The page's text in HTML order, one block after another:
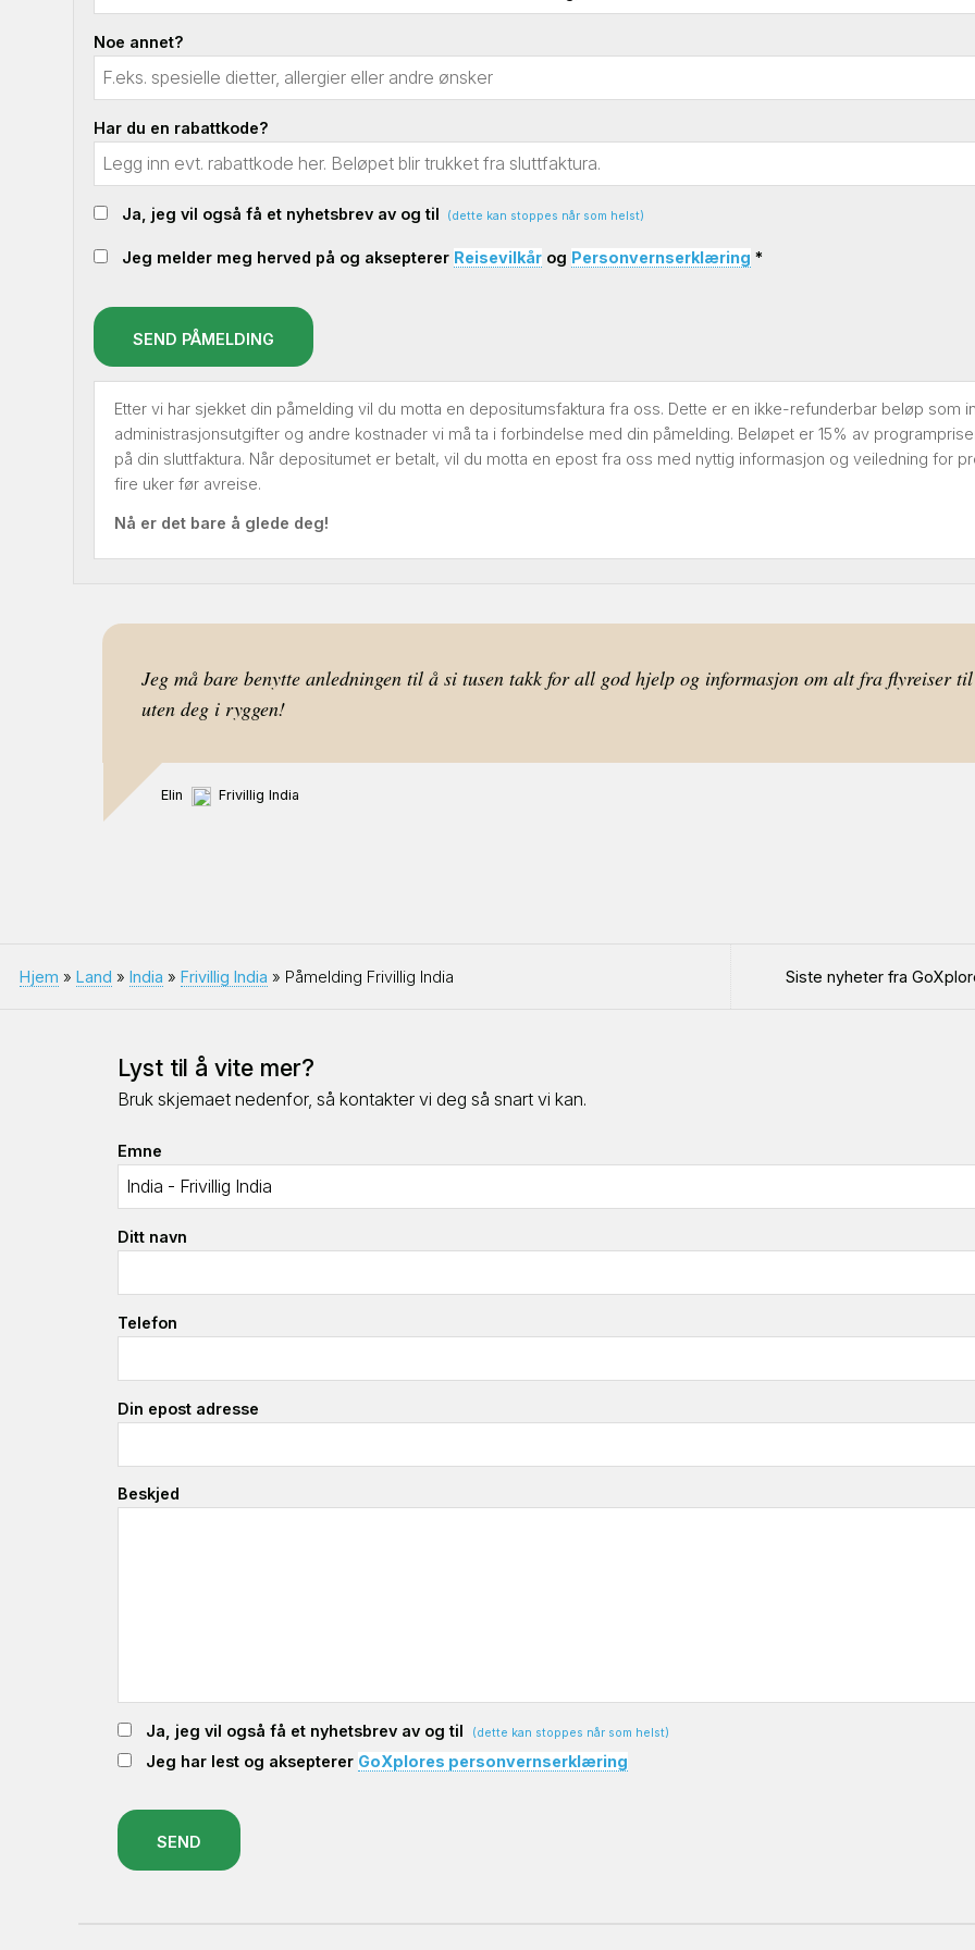
Noe annet?
Har du en rabattkode?
Ja, jeg vil også få et nyhetsbrev av og til (dette kan stoppes når som helst)
Jeg melder meg herved på og aksepterer Reisevilkår og Personvernserklæring *
SEND PÅMELDING
Etter vi har sjekket din påmelding vil du motta en depositumsfaktura fra oss. Dette er en ikke-refunderbar beløp som
administrasjonsutgifter og andre kostnader vi må ta i forbindelse med din påmelding. Beløpet er 15% av
på din sluttfaktura. Når depositumet er betalt, vil du motta en epost fra oss med nyttig informasjon og veiledning for
fire uker før avreise.
Nå er det bare å glede deg!
Jeg må bare benytte anledningen til å si tusen takk for all god hjelp og informasjon om alt fra flyreiser
uten deg i ryggen!
Elin Frivillig India
Hjem » Land » India » Frivillig India » Påmelding Frivillig India Siste nyheter fra
Lyst til å vite mer?
Bruk skjemaet nedenfor, så kontakter vi deg så snart vi kan.
Emne
Ditt navn
Telefon
Din epost adresse
Beskjed
Ja, jeg vil også få et nyhetsbrev av og til (dette kan stoppes når som helst)
Jeg har lest og aksepterer GoXplores personvernserklæring
SEND
KARRIERE
NESTE STEG ⇢